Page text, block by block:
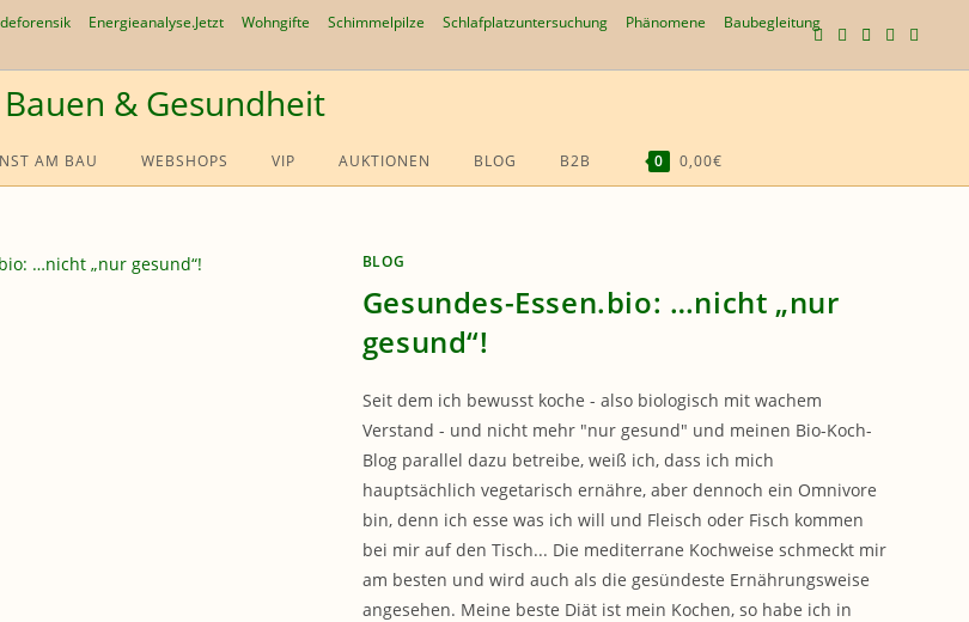
Energieanalyse.Jetzt Wohngifte Schimmelpilze Schlafplatzuntersuchung Phänomene
Baubegleitung
Bauen & Gesundheit
AM BAU WEBSHOPS VIP AUKTIONEN BLOG B2B 0 0,00€
WEBSITE-
BLOG
Gesundes-Essen.bio: …nicht „nur
gesund“!
Seit dem ich bewusst koche - also biologisch mit wachem
Verstand - und nicht mehr "nur gesund" und meinen Bio-Koch-
Blog parallel dazu betreibe, weiß ich, dass ich mich
hauptsächlich vegetarisch ernähre, aber dennoch ein Omnivore
bin, denn ich esse was ich will und Fleisch oder Fisch kommen
bei mir auf den Tisch... Die mediterrane Kochweise schmeckt mir
am besten und wird auch als die gesündeste Ernährungsweise
angesehen. Meine beste Diät ist mein Kochen, so habe ich in